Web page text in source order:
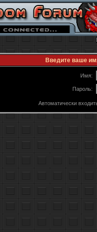
Введите ваше
Имя:
Пароль:
Автоматически